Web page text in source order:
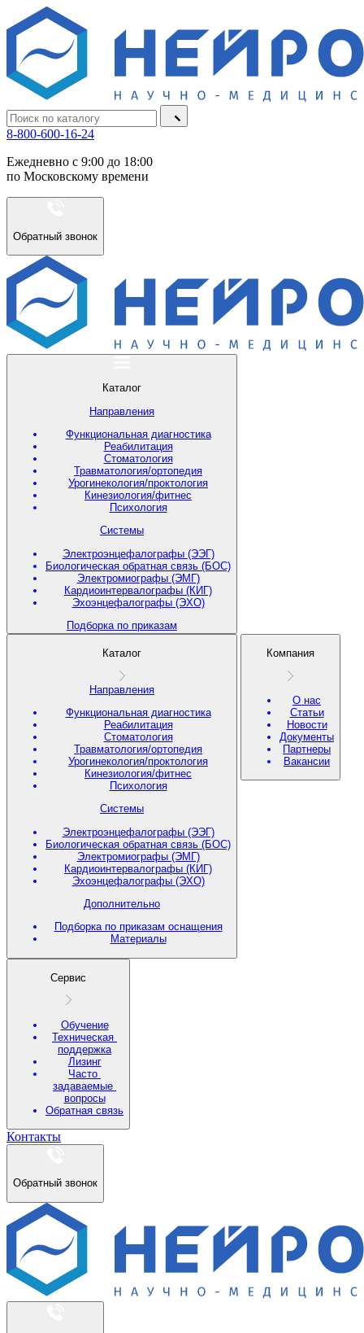
8-800-600-16-24
Ежедневно с 9:00 до 18:00
по Московскому времени
Обратный звонок
Каталог
Направления
Функциональная диагностика
Реабилитация
Стоматология
Травматология/ортопедия
Урогинекология/проктология
Кинезиология/фитнес
Психология
Системы
Электроэнцефалографы (ЭЭГ)
Биологическая обратная связь (БОС)
Электромиографы (ЭМГ)
Кардиоинтервалографы (КИГ)
Эхоэнцефалографы (ЭХО)
Подборка по приказам
Каталог
Направления
Функциональная диагностика
Реабилитация
Стоматология
Травматология/ортопедия
Урогинекология/проктология
Кинезиология/фитнес
Психология
Системы
Электроэнцефалографы (ЭЭГ)
Биологическая обратная связь (БОС)
Электромиографы (ЭМГ)
Кардиоинтервалографы (КИГ)
Эхоэнцефалографы (ЭХО)
Дополнительно
Подборка по приказам оснащения
Материалы
Компания
О нас
Статьи
Новости
Документы
Партнеры
Вакансии
Сервис
Обучение
Техническая
поддержка
Лизинг
Часто
задаваемые
вопросы
Обратная связь
Контакты
Обратный звонок